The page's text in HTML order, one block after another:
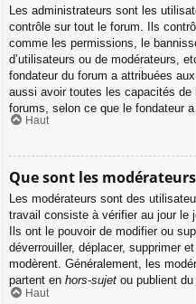
Les administrateurs sont les
contrôle sur tout le forum. Ils
comme les permissions, le
d’utilisateurs ou de modérateurs,
fondateur du forum a attribuées
aussi avoir toutes les capacités de
forums, selon ce que le fondateur a
Haut
Que sont les
Les modérateurs sont des
travail consiste à vérifier au jour le
Ils ont le pouvoir de modifier ou
déverrouiller, déplacer, supprimer
modèrent. Généralement, les
partent en hors-sujet ou publient
Haut